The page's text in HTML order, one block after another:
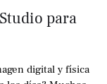
para
digital y física